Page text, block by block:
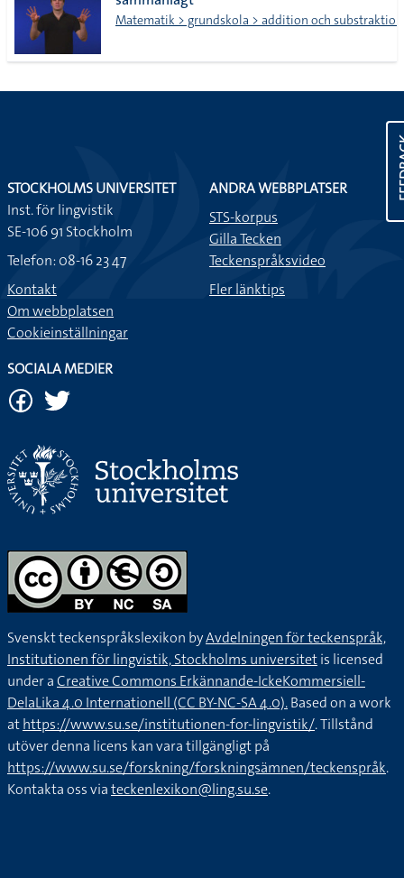
Matematik > grundskola > addition och substraktion
STOCKHOLMS UNIVERSITET
Inst. för lingvistik
SE-106 91 Stockholm
Telefon: 08-16 23 47
Kontakt
Om webbplatsen
Cookieinställningar
ANDRA WEBBPLATSER
STS-korpus
Gilla Tecken
Teckenspråksvideo
Fler länktips
SOCIALA MEDIER
Svenskt teckenspråkslexikon byAvdelningen för teckenspråk,
Institutionen för lingvistik, Stockholms universitetis licensed
under aCreative Commons Erkännande-IckeKommersiell-
DelaLika 4.0 Internationell (CC BY-NC-SA 4.0).Based on a work
athttps://www.su.se/institutionen-for-lingvistik/. Tillstånd
utöver denna licens kan vara tillgängligt på
https://www.su.se/forskning/forskningsämnen/teckenspråk.
Kontakta oss viateckenlexikon@ling.su.se.